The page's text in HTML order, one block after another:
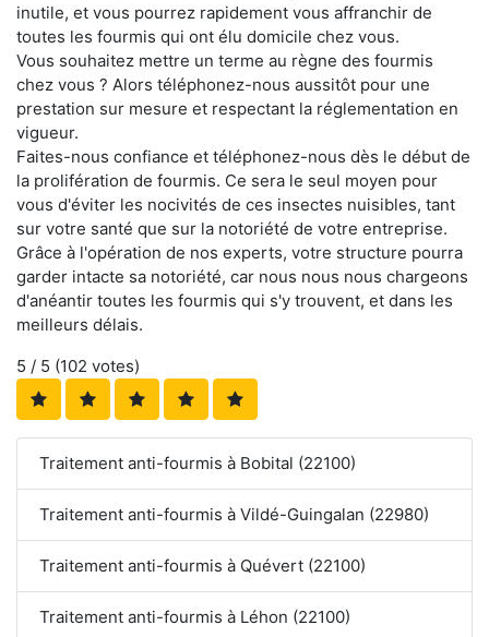
inutile, et vous pourrez rapidement vous affranchir de
toutes les fourmis qui ont élu domicile chez vous.
Vous souhaitez mettre un terme au règne des fourmis
chez vous ? Alors téléphonez-nous aussitôt pour une
prestation sur mesure et respectant la réglementation en
vigueur.
Faites-nous confiance et téléphonez-nous dès le début de
la prolifération de fourmis. Ce sera le seul moyen pour
vous d'éviter les nocivités de ces insectes nuisibles, tant
sur votre santé que sur la notoriété de votre entreprise.
Grâce à l'opération de nos experts, votre structure pourra
garder intacte sa notoriété, car nous nous nous chargeons
d'anéantir toutes les fourmis qui s'y trouvent, et dans les
meilleurs délais.
5 / 5 (102 votes)
Traitement anti-fourmis à Bobital (22100)
Traitement anti-fourmis à Vildé-Guingalan (22980)
Traitement anti-fourmis à Quévert (22100)
Traitement anti-fourmis à Léhon (22100)